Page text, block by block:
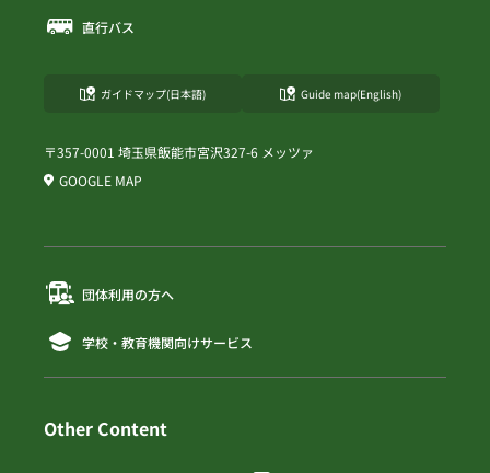
直行バス
ガイドマップ(日本語) Guide map(English)
〒357-0001 埼玉県飯能市宮沢327-6 メッツァ
GOOGLE MAP
団体利用の方へ
学校・教育機関向けサービス
Other Content